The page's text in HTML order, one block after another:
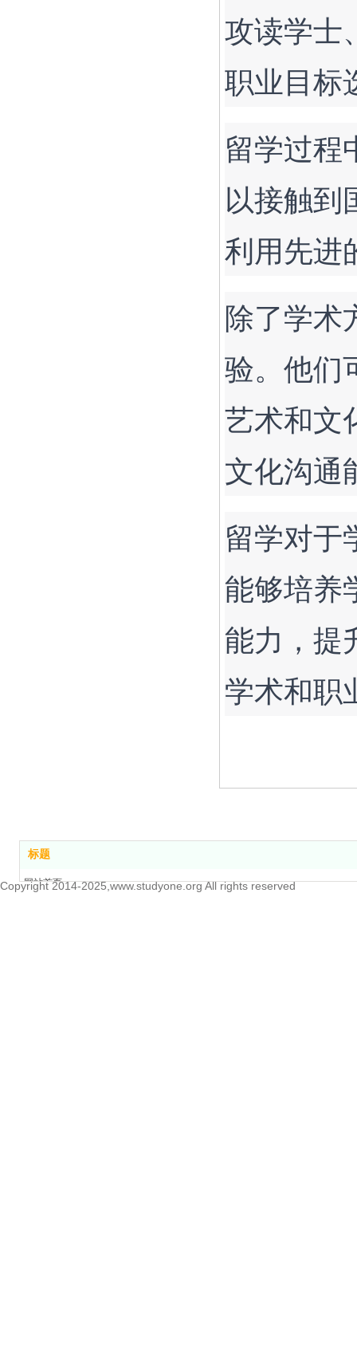
攻读学士
职业目标
留学过程
以接触到
利用先进
除了学术
验。他们
艺术和文
文化沟通
留学对于
能够培养
能力，提
学术和职
标题
网站首页
Copyright 2014-2025,www.studyone.org All rights reserved